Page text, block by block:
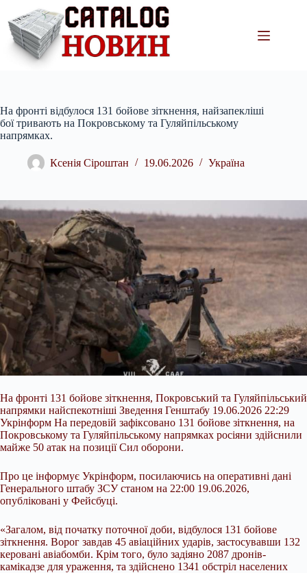
вмісту
На фронті відбулося 131 бойове зіткнення, найзапекліші
бої тривають на Покровському та Гуляйпільському
напрямках.
Ксенія Сіроштан 19.06.2026 Україна
На фронті 131 бойове зіткнення, Покровський та Гуляйпільський
напрямки найспекотніші Зведення Генштабу 19.06.2026 22:29
Укрінформ На передовій зафіксовано 131 бойове зіткнення, на
Покровському та Гуляйпільському напрямках росіяни здійснили
майже 50 атак на позиції Сил оборони.
Про це інформує Укрінформ, посилаючись на оперативні дані
Генерального штабу ЗСУ станом на 22:00 19.06.2026,
опубліковані у Фейсбуці.
«Загалом, від початку поточної доби, відбулося 131 бойове
зіткнення. Ворог завдав 45 авіаційних ударів, застосувавши 132
керовані авіабомби. Крім того, було задіяно 2087 дронів-
камікадзе для ураження, та здійснено 1341 обстріл населених